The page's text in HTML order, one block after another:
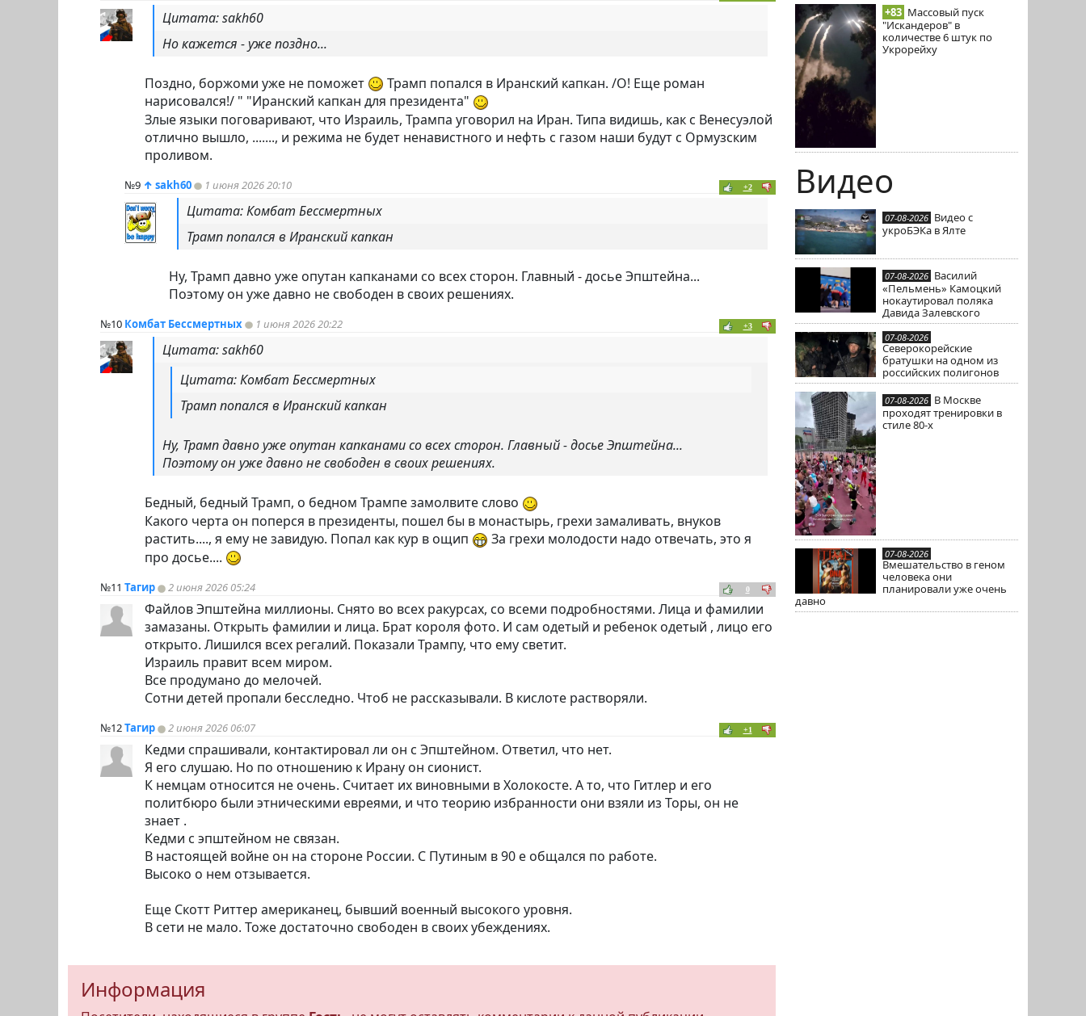
+83 Массовый пуск
"Искандеров" в
количестве 6 штук по
Укрорейху
Видео
07-08-2026 Видео с
укроБЭКа в Ялте
07-08-2026 Василий
«Пельмень» Камоцкий
нокаутировал поляка
Давида Залевского
07-08-2026
Северокорейские
братушки на одном из
российских полигонов
07-08-2026 В Москве
проходят тренировки в
стиле 80-х
07-08-2026
Вмешательство в геном
человека они
планировали уже очень
давно
Цитата: sakh60
Но кажется - уже поздно...
Поздно, боржоми уже не поможет
Трамп попался в Иранский капкан. /О! Еще роман
нарисовался!/ " "Иранский капкан для президента"
Злые языки поговаривают, что Израиль, Трампа уговорил на Иран. Типа видишь, как с Венесуэлой
отлично вышло, ......., и режима не будет ненавистного и нефть с газом наши будут с Ормузским
проливом.
№9 ↑ sakh60 1 июня 2026 20:10 +2
Цитата: Комбат Бессмертных
Трамп попался в Иранский капкан
Ну, Трамп давно уже опутан капканами со всех сторон. Главный - досье Эпштейна...
Поэтому он уже давно не свободен в своих решениях.
№10 Комбат Бессмертных 1 июня 2026 20:22 +3
Цитата: sakh60
Цитата: Комбат Бессмертных
Трамп попался в Иранский капкан
Ну, Трамп давно уже опутан капканами со всех сторон. Главный - досье Эпштейна...
Поэтому он уже давно не свободен в своих решениях.
Бедный, бедный Трамп, о бедном Трампе замолвите слово
Какого черта он поперся в президенты, пошел бы в монастырь, грехи замаливать, внуков
растить...., я ему не завидую. Попал как кур в ощип
За грехи молодости надо отвечать, это я
про досье....
№11 Тагир 2 июня 2026 05:24 0
Файлов Эпштейна миллионы. Снято во всех ракурсах, со всеми подробностями. Лица и фамилии
замазаны. Открыть фамилии и лица. Брат короля фото. И сам одетый и ребенок одетый , лицо его
открыто. Лишился всех регалий. Показали Трампу, что ему светит.
Израиль правит всем миром.
Все продумано до мелочей.
Сотни детей пропали бесследно. Чтоб не рассказывали. В кислоте растворяли.
№12Тагир 2 июня 2026 06:07 +1
Кедми спрашивали, контактировал ли он с Эпштейном. Ответил, что нет.
Я его слушаю. Но по отношению к Ирану он сионист.
К немцам относится не очень. Считает их виновными в Холокосте. А то, что Гитлер и его
политбюро были этническими евреями, и что теорию избранности они взяли из Торы, он не
знает .
Кедми с эпштейном не связан.
В настоящей войне он на стороне России. С Путиным в 90 е общался по работе.
Высоко о нем отзывается.
Еще Скотт Риттер американец, бывший военный высокого уровня.
В сети не мало. Тоже достаточно свободен в своих убеждениях.
Информация